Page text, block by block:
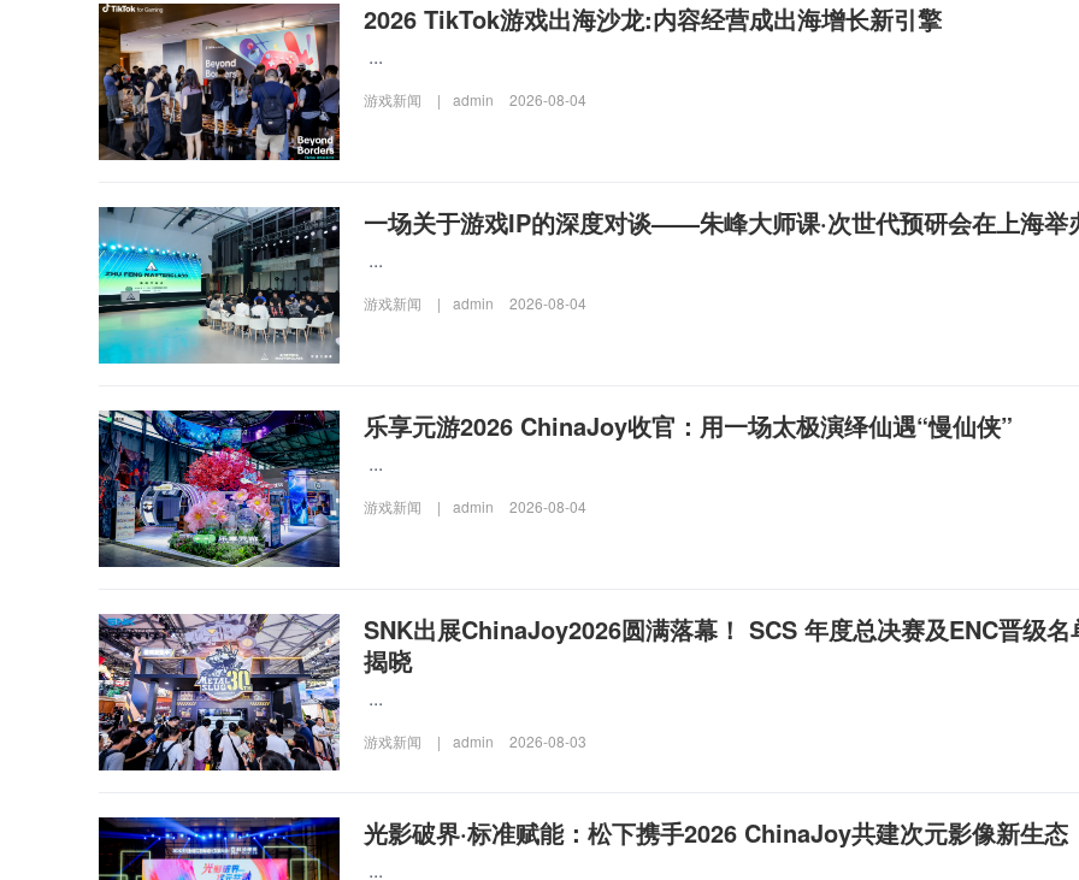
2026 TikTok游戏出海沙龙:内容经营成出海增长新引擎
...
游戏新闻 | admin 2026-08-04
一场关于游戏IP的深度对谈——朱峰大师课·次世代预研会在上海举
...
游戏新闻 | admin 2026-08-04
乐享元游2026 ChinaJoy收官：用一场太极演绎仙遇“慢仙侠”
...
游戏新闻 | admin 2026-08-04
SNK出展ChinaJoy2026圆满落幕！ SCS 年度总决赛及ENC晋级名
揭晓
...
游戏新闻 | admin 2026-08-03
光影破界·标准赋能：松下携手2026 ChinaJoy共建次元影像新生态
...